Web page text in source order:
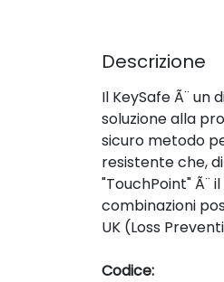
Descrizione
Il KeySafe Ã¨
soluzione alla
sicuro metodo
resistente che,
"TouchPoint"
combinazioni
UK (Loss
Codice: